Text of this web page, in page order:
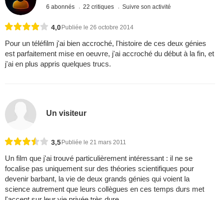
6 abonnés 22 critiques Suivre son activité
4,0Publiée le 26 octobre 2014
Pour un téléfilm j'ai bien accroché, l'histoire de ces deux génies
est parfaitement mise en oeuvre, j'ai accroché du début à la fin, et
j'ai en plus appris quelques trucs.
Un visiteur
3,5 Publiée le 21 mars 2011
Un film que j'ai trouvé particulièrement intéressant : il ne se
focalise pas uniquement sur des théories scientifiques pour
devenir barbant, la vie de deux grands génies qui voient la
science autrement que leurs collègues en ces temps durs met